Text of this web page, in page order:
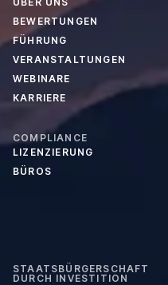
BEWERTUNGEN
FÜHRUNG
VERANSTALTUNGEN
WEBINARE
KARRIERE
COMPLIANCE
LIZENZIERUNG
BÜROS
STAATSBÜRGERSCHAFT
DURCH INVESTITION